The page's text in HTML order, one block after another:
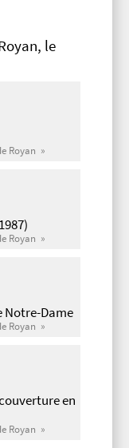
le
Royan »
Royan »
Notre-Dame
Royan »
en
Royan »